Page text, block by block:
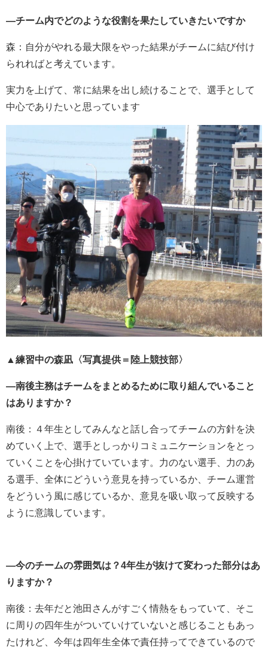
―チーム内でどのような役割を果たしていきたいですか
森：自分がやれる最大限をやった結果がチームに結び付け
られればと考えています。
実力を上げて、常に結果を出し続けることで、選手として
中心でありたいと思っています
▲練習中の森凪〈写真提供＝陸上競技部〉
―南後主務はチームをまとめるために取り組んでいること
はありますか？
南後：４年生としてみんなと話し合ってチームの方針を決
めていく上で、選手としっかりコミュニケーションをとっ
ていくことを心掛けていています。力のない選手、力のあ
る選手、全体にどういう意見を持っているか、チーム運営
をどういう風に感じているか、意見を吸い取って反映する
ように意識しています。
―今のチームの雰囲気は？4年生が抜けて変わった部分はあ
りますか？
南後：去年だと池田さんがすごく情熱をもっていて、そこ
に周りの四年生がついていけていないと感じることもあっ
たけれど、今年は四年生全体で責任持ってできているので